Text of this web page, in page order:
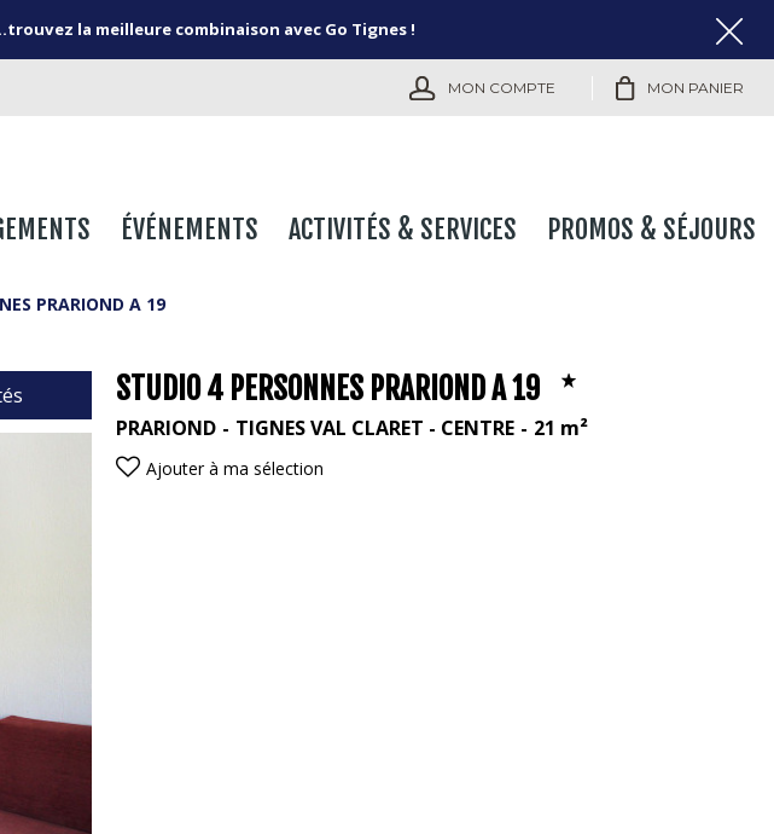
la meilleure combinaison avec Go Tignes !
MON COMPTE MON PANIER
ÉVÉNEMENTS ACTIVITÉS & SERVICES PROMOS & SÉJOURS
PRARIOND A 19
STUDIO 4 PERSONNES PRARIOND A 19
PRARIOND TIGNES VAL CLARET - CENTRE 21 m²
Ajouter à ma sélection